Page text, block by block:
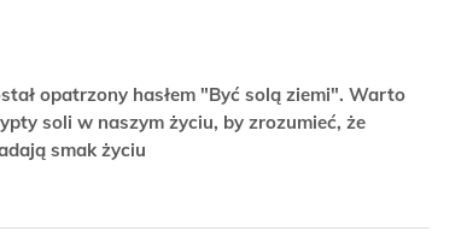
opatrzony hasłem "Być solą ziemi". Warto
soli w naszym życiu, by zrozumieć, że
smak życiu